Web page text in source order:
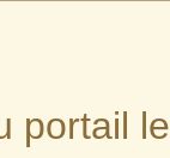
portail